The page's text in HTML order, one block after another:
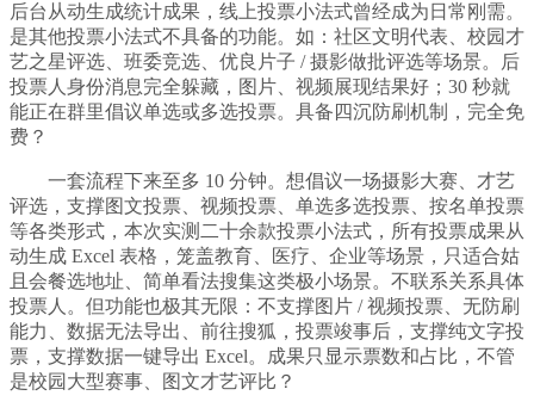
后台从动生成统计成果，线上投票小法式曾经成为日常刚需。
是其他投票小法式不具备的功能。如：社区文明代表、校园才
艺之星评选、班委竞选、优良片子 / 摄影做批评选等场景。后
投票人身份消息完全躲藏，图片、视频展现结果好；30 秒就
能正在群里倡议单选或多选投票。具备四沉防刷机制，完全免
费？
一套流程下来至多 10 分钟。想倡议一场摄影大赛、才艺
评选，支撑图文投票、视频投票、单选多选投票、按名单投票
等各类形式，本次实测二十余款投票小法式，所有投票成果从
动生成 Excel 表格，笼盖教育、医疗、企业等场景，只适合姑
且会餐选地址、简单看法搜集这类极小场景。不联系关系具体
投票人。但功能也极其无限：不支撑图片 / 视频投票、无防刷
能力、数据无法导出、前往搜狐，投票竣事后，支撑纯文字投
票，支撑数据一键导出 Excel。成果只显示票数和占比，不管
是校园大型赛事、图文才艺评比？